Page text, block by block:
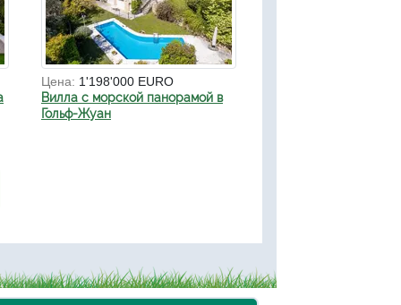
Цена: 1'198'000 EURO
Вилла с морской панорамой в
Гольф-Жуан